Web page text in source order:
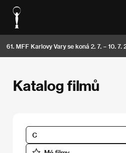
61. MFF Karlovy Vary se koná 2. 7. – 10. 7.
Katalog filmů
C